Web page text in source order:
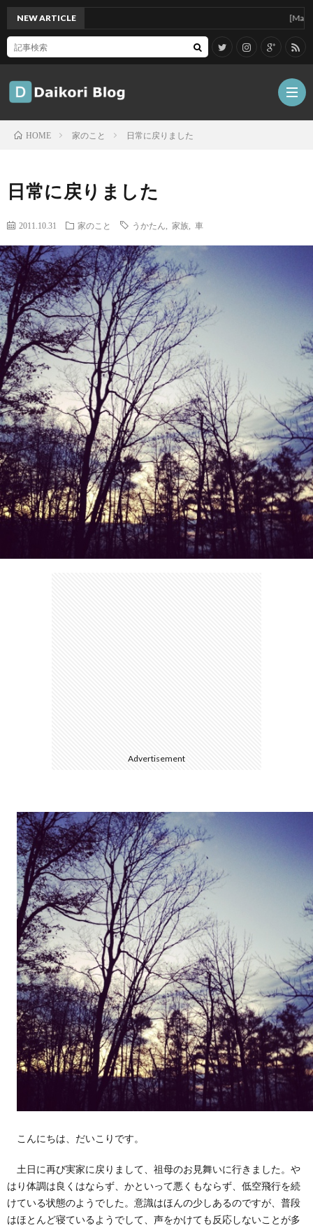
ガ
ト
行・
散
歩
の
ブ
ロ
NEW ARTICLE [Mac]Mac
HOME 家のこと 日常に戻りました
日常に戻りました
2011.10.31 家のこと うかたん 家族 車
Advertisement
こんにちは、だいこりです。
土日に再び実家に戻りまして、祖母のお見舞いに行きました。や
はり体調は良くはならず、かといって悪くもならず、低空飛行を続
けている状態のようでした。意識はほんの少しあるのですが、普段
はほとんど寝ているようでして、声をかけても反応しないことが多